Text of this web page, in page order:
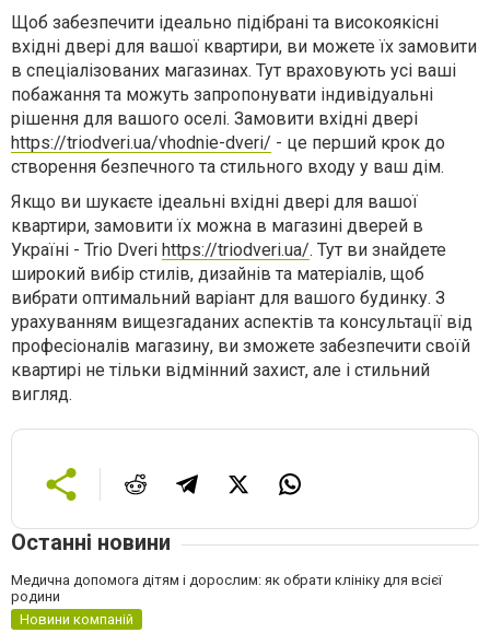
Щоб забезпечити ідеально підібрані та високоякісні
вхідні двері для вашої квартири, ви можете їх замовити
в спеціалізованих магазинах. Тут враховують усі ваші
побажання та можуть запропонувати індивідуальні
рішення для вашого оселі. Замовити вхідні двері
https://triodveri.ua/vhodnie-dveri/ - це перший крок до
створення безпечного та стильного входу у ваш дім.
Якщо ви шукаєте ідеальні вхідні двері для вашої
квартири, замовити їх можна в магазині дверей в
Україні - Trio Dveri https://triodveri.ua/. Тут ви знайдете
широкий вибір стилів, дизайнів та матеріалів, щоб
вибрати оптимальний варіант для вашого будинку. З
урахуванням вищезгаданих аспектів та консультації від
професіоналів магазину, ви зможете забезпечити своїй
квартирі не тільки відмінний захист, але і стильний
вигляд.
Останні новини
Медична допомога дітям і дорослим: як обрати клініку для всієї
родини
Новини компаній